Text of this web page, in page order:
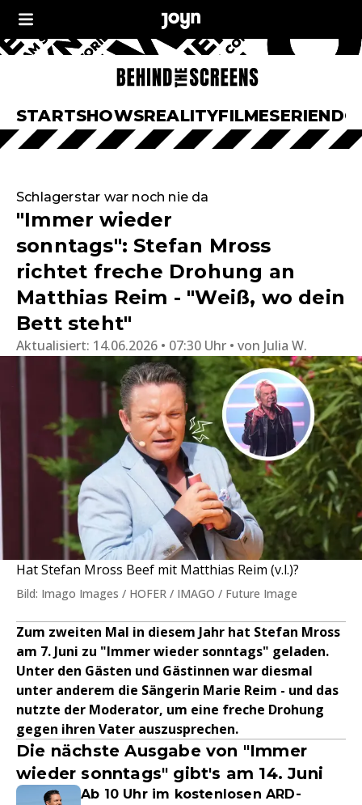
STARTSHOWSREALITYFILMESERIEN
Schlagerstar war noch nie da
"Immer wieder
sonntags": Stefan Mross
richtet freche Drohung an
Matthias Reim - "Weiß, wo dein
Bett steht"
Aktualisiert: 14.06.2026 • 07:30 Uhr von Julia W.
Hat Stefan Mross Beef mit Matthias Reim (v.l.)?
Bild: Imago Images / HOFER / IMAGO / Future Image
Zum zweiten Mal in diesem Jahr hat Stefan Mross
am 7. Juni zu "Immer wieder sonntags" geladen.
Unter den Gästen und Gästinnen war diesmal
unter anderem die Sängerin Marie Reim - und das
nutzte der Moderator, um eine freche Drohung
gegen ihren Vater auszusprechen.
Die nächste Ausgabe von "Immer
wieder sonntags" gibt's am 14. Juni
Ab 10 Uhr im kostenlosen ARD-